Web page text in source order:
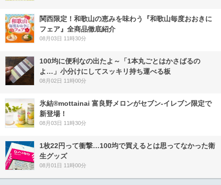
関西限定！和歌山の恵みを味わう『和歌山毎度おおきに
フェア』全商品徹底紹介
08月03日 11時30分
100均に便利なの出たよ～「1本丸ごとはかさばるの
よ…」小分けにしてスッキリ持ち運べる板
08月02日 11時00分
氷結®mottainai 富良野メロンがセブン‐イレブン限定で
新登場！
08月03日 11時30分
1枚22円って衝撃…100均で買えるとは思ってなかった衛
生グッズ
08月01日 11時00分